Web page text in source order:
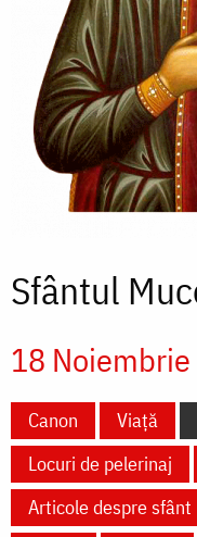
Sfântul
18 Noiembrie
Canon Viață
Locuri de pelerinaj
Articole despre sfânt